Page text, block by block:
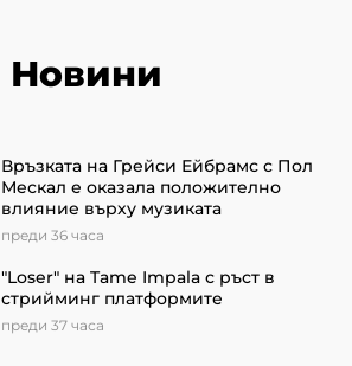
Новини
Връзката на Грейси Ейбрамс с Пол
Мескал е оказала положително
влияние върху музиката
преди 36 часа
"Loser" на Tame Impala с ръст в
стрийминг платформите
преди 37 часа